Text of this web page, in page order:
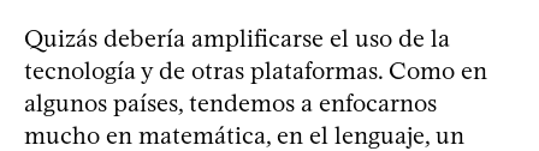
Quizás debería amplificarse el uso de la
tecnología y de otras plataformas. Como en
algunos países, tendemos a enfocarnos
mucho en matemática, en el lenguaje, un